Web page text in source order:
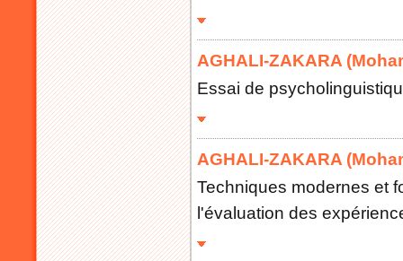
AGHALI-ZAKARA
Essai de
AGHALI-ZAKARA
Techniques modernes et
l'évaluation des